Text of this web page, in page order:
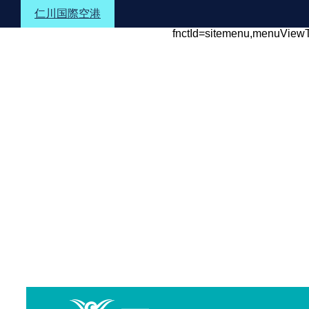
Shortcuts to the text
仁川国際空港